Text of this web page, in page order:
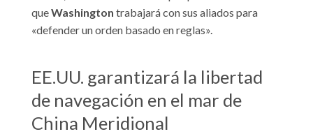
queWashington trabajará con sus aliados para
«defender un orden basado en reglas».
EE.UU. garantizará la libertad
de navegación en el mar de
China Meridional